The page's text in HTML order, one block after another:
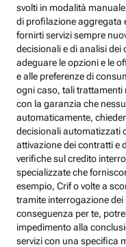
svolti in modalità
di profilazione aggregata
fornirti servizi sempre
decisionali e di analisi
adeguare le opzioni e le
e alle preferenze di
ogni caso, tali trattamenti
con la garanzia che
automaticamente,
decisionali automatizzati
attivazione dei contratti e
verifiche sul credito
specializzate che
esempio, Crif o volte a
tramite interrogazione dei
conseguenza per te,
impedimento alla
servizi con una specifica